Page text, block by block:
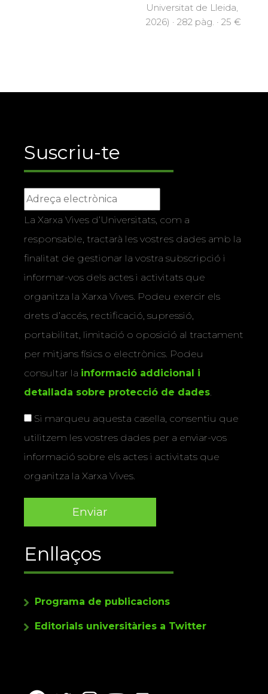
Universitat de Lleida,
2026) · 282 pàg. · 25 €
Suscriu-te
La Xarxa Vives d’Universitats, com a
responsable, tractarà les vostres dades amb la
finalitat de gestionar la vostra subscripció i
informar-vos dels actes i activitats que
organitza la Xarxa Vives. Podeu exercir els
drets d’accés, rectificació, supressió,
portabilitat, limitació o oposició al tractament
per mitjans físics o electrònics. Podeu
consultar la informació addicional i
detallada sobre protecció de dades.
Si marqueu aquesta casella, consentiu que
utilitzem les vostres dades per a enviar-vos
informació sobre els actes i activitats que
organitza la Xarxa Vives.
Enllaços
Programa de publicacions
Editorials universitàries a Twitter